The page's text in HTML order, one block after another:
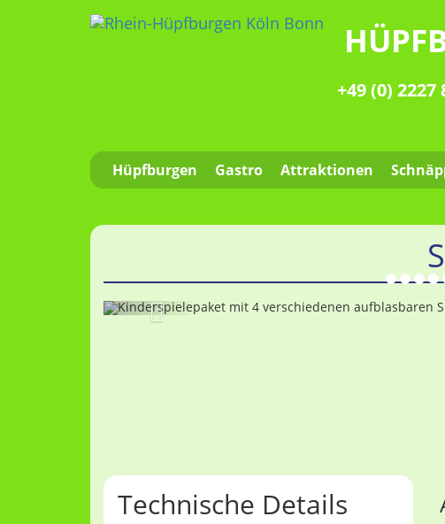
+49 (0) 2227
Hüpfburgen Gastro Attraktionen
Zurück
Technische Details